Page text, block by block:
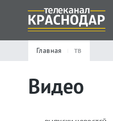
Главная ТВ
Видео